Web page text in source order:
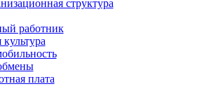
структура
работник
плата